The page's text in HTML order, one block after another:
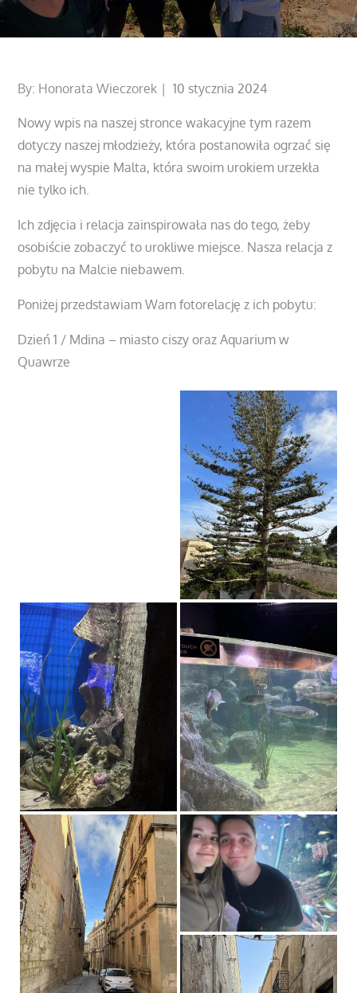
By: Honorata Wieczorek
Posted
10 stycznia 2024
Nowy wpis na naszej stronce wakacyjne tym razem
dotyczy naszej młodzieży, która postanowiła ogrzać się
na małej wyspie Malta, która swoim urokiem urzekła
nie tylko ich.
Ich zdjęcia i relacja zainspirowała nas do tego, żeby
osobiście zobaczyć to urokliwe miejsce. Nasza relacja z
pobytu na Malcie niebawem.
Poniżej przedstawiam Wam fotorelację z ich pobytu:
Dzień 1 / Mdina – miasto ciszy oraz Aquarium w
Quawrze